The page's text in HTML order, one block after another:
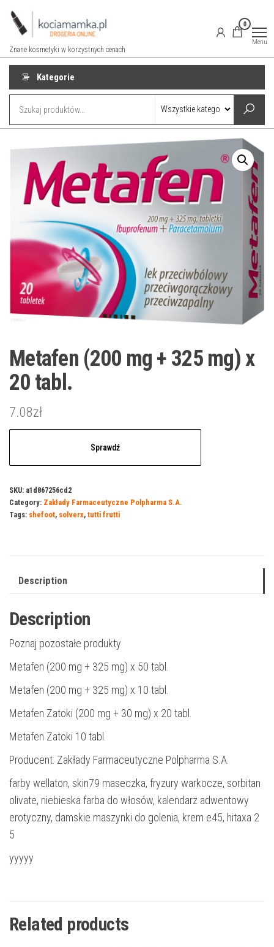
Przejdź
Znane kosmetyki w korzystnych cenach
0
Menu
Kategorie
Metafen (200 mg + 325 mg) x
20 tabl.
7.08zł
Sprawdź
SKU: a1d867256cd2
Category: Zakłady Farmaceutyczne Polpharma S.A.
Tags: shefoot, solverx, tutti frutti
Description
Description
Poznaj pozostałe produkty
Metafen (200 mg + 325 mg) x 50 tabl.
Metafen (200 mg + 325 mg) x 10 tabl.
Metafen Zatoki (200 mg + 30 mg) x 20 tabl.
Metafen Zatoki 10 tabl.
Producent: Zakłady Farmaceutyczne Polpharma S.A.
farby wellaton, skin79 maseczka, fryzury warkocze, sorbitan
olivate, niebieska farba do włosów, kalendarz adwentowy
erotyczny, damskie maszynki do golenia, krem e45, hitaxa 2
5
yyyyy
Related products